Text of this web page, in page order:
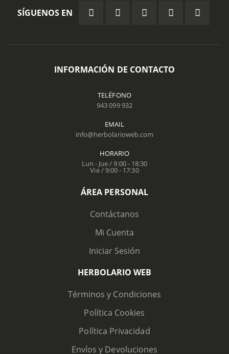
SÍGUENOS EN
INFORMACIÓN DE CONTACTO
TELÉFONO
943 099 932
EMAIL
info@herbolarioweb.com
HORARIO
Lun - Jue / 9:00 - 18:30
Vie / 9:00 - 17:30
ÁREA PERSONAL
Contáctanos
Mi Cuenta
Iniciar Sesión
HERBOLARIO WEB
Términos y Condiciones
Política Cookies
Política Privacidad
Envíos y Devoluciones